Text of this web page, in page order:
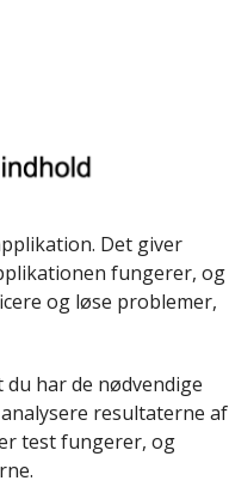
Det giver
fungerer, og
og løse problemer,
har de nødvendige
resultaterne af
test fungerer, og